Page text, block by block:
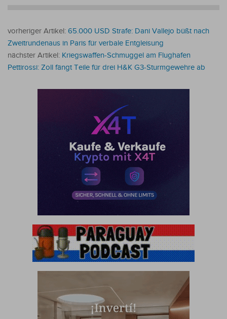
vorheriger Artikel: 65.000 USD Strafe: Dani Vallejo büßt nach
Zweitrundenaus in Paris für verbale Entgleisung
nächster Artikel: Kriegswaffen-Schmuggel am Flughafen
Pettirossi: Zoll fängt Teile für drei H&K G3-Sturmgewehre ab